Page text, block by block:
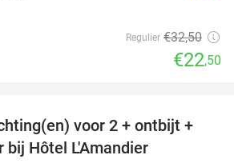
Regulier €32,50
€22,50
32%
voor 2 + ontbijt +
bij Hôtel L'Amandier